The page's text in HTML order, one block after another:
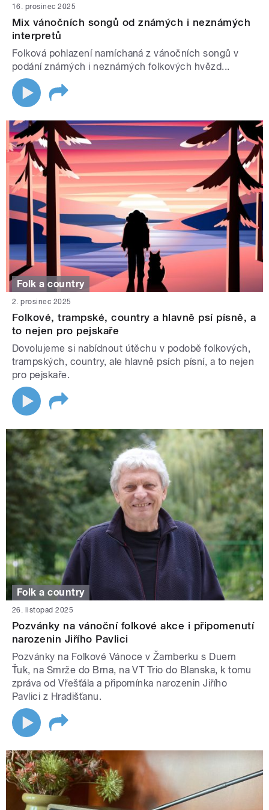
16. prosinec 2025
Mix vánočních songů od známých i neznámých
interpretů
Folková pohlazení namíchaná z vánočních songů v
podání známých i neznámých folkových hvězd...
Folk a country
2. prosinec 2025
Folkové, trampské, country a hlavně psí písně, a
to nejen pro pejskaře
Dovolujeme si nabídnout útěchu v podobě folkových,
trampských, country, ale hlavně psích písní, a to nejen
pro pejskaře.
Folk a country
26. listopad 2025
Pozvánky na vánoční folkové akce i připomenutí
narozenin Jiřího Pavlici
Pozvánky na Folkové Vánoce v Žamberku s Duem
Ťuk, na Smrže do Brna, na VT Trio do Blanska, k tomu
zpráva od Vřešťála a připomínka narozenin Jiřího
Pavlici z Hradišťanu.